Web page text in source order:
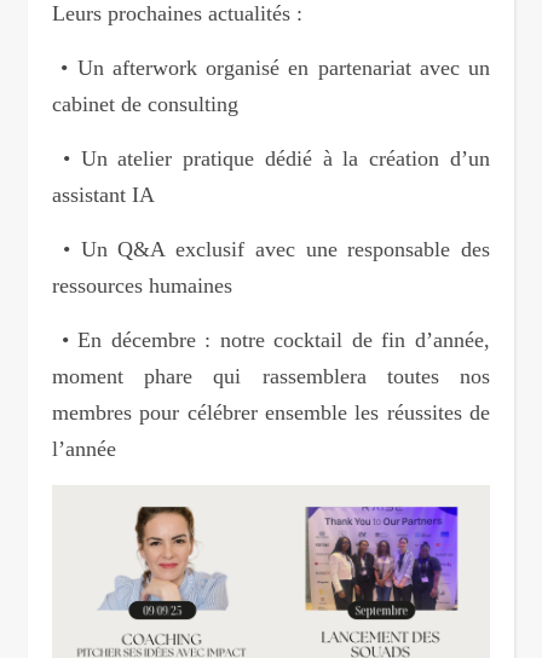
Leurs prochaines actualités :
• Un afterwork organisé en partenariat avec un
cabinet de consulting
• Un atelier pratique dédié à la création d’un
assistant IA
• Un Q&A exclusif avec une responsable des
ressources humaines
• En décembre : notre cocktail de fin d’année,
moment phare qui rassemblera toutes nos
membres pour célébrer ensemble les réussites de
l’année